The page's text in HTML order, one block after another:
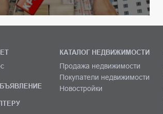
КАТАЛОГ НЕДВИЖИМОСТИ
Продажа недвижимости
Покупатели недвижимости
Новостройки